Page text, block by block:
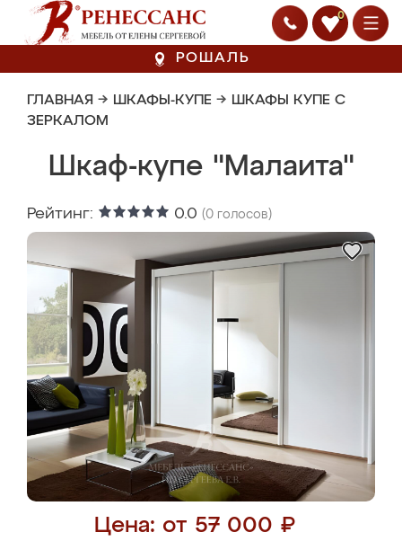
0
РОШАЛЬ
ГЛАВНАЯ → ШКАФЫ-КУПЕ → ШКАФЫ КУПЕ С
ЗЕРКАЛОМ
Шкаф-купе "Малаита"
Рейтинг: 0.0 (0 голосов)
Цена: от 57 000 ₽